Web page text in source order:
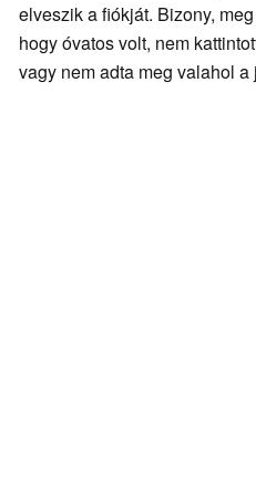
elveszik a fiókját. Bizony,
hogy óvatos volt, nem
vagy nem adta meg valahol a